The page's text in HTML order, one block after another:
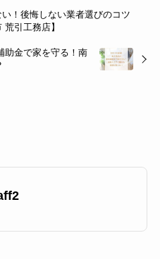
！後悔しない業者選びのコツ
引工務店】
助金で家を守る！南